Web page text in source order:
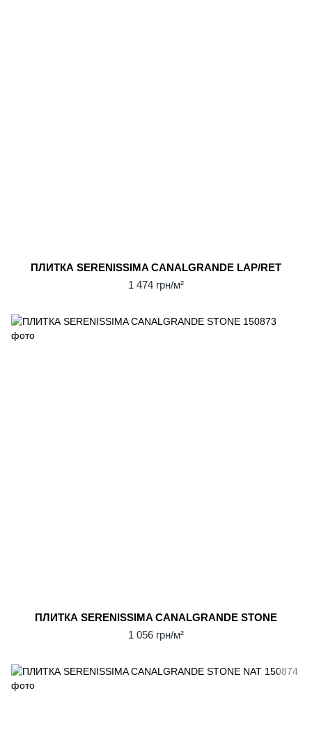
ПЛИТКА SERENISSIMA CANALGRANDE LAP/RET
1 474 грн/м²
ПЛИТКА SERENISSIMA CANALGRANDE STONE
1 056 грн/м²